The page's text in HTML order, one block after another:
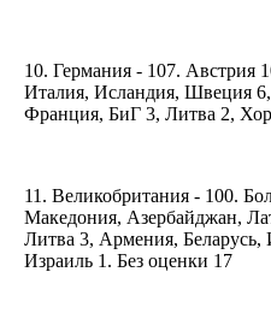
10. Германия - 107. Австрия
Италия, Исландия, Швеция
Франция, БиГ 3, Литва 2,
11. Великобритания - 100.
Македония, Азербайджан,
Литва 3, Армения,
Израиль 1. Без оценки 17